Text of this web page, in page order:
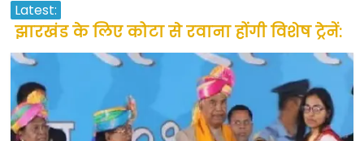
Latest:
झारखंड के लिए कोटा से रवाना होंगी विशेष ट्रेनें:
सीएम हेमंत सोरेन
उत्तराखंड के अन्य राज्यों में फंसे लोगों की जल्द
होगी घर वापसी
प्रवासियों व मजदूरों को दी गई छूट के बाद लोगो